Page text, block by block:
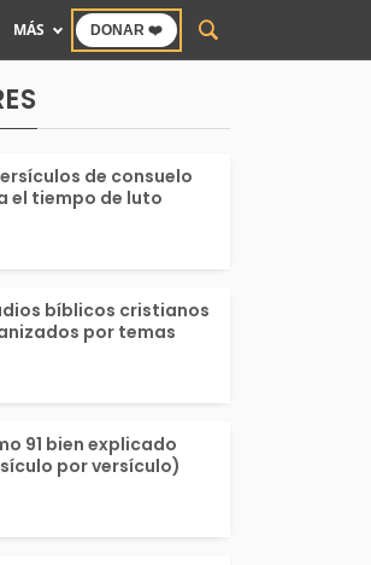
MÁS DONAR ❤️
de consuelo
el tiempo de luto
bíblicos cristianos
por temas
91 bien explicado
por versículo)